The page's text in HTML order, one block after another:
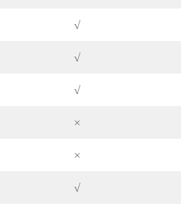
√
√
√
×
×
√